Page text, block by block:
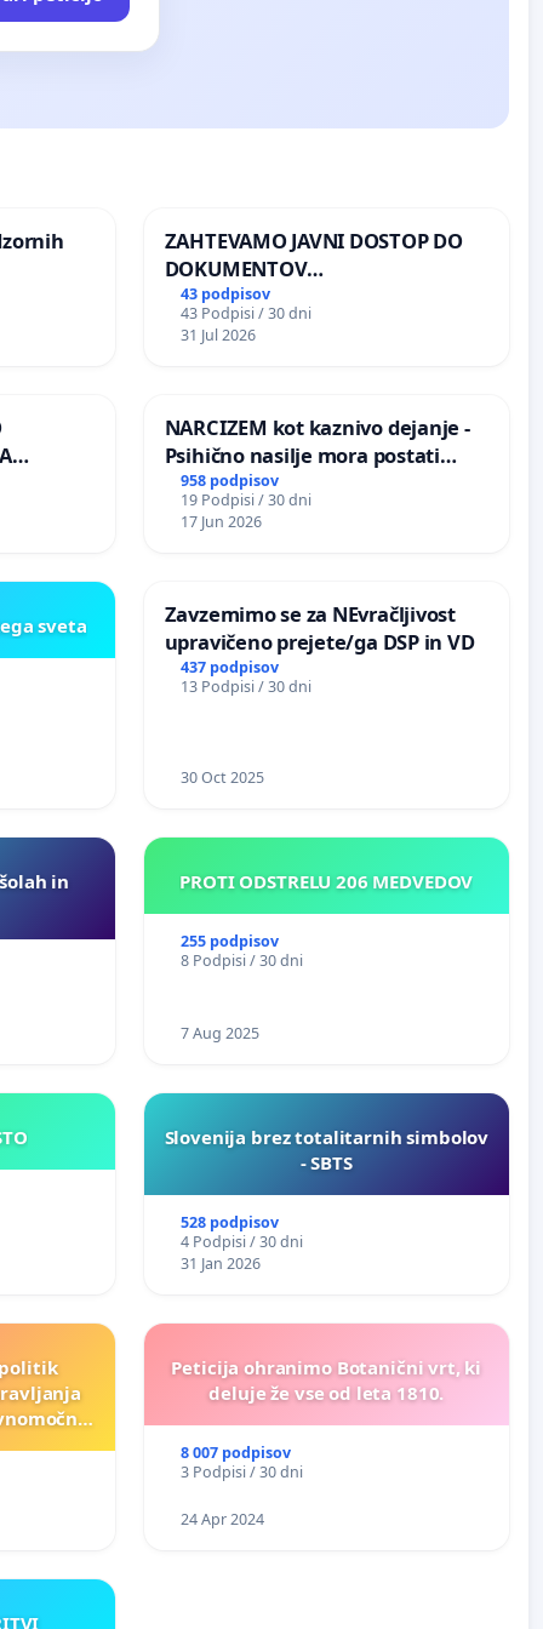
ZAHTEVAMO JAVNI DOSTOP DO
DOKUMENTOV
PARLAMENTARNIH
PREISKOVALNIH KOMISIJ O
ILEGALNI TRGOVINI Z OROŽJEM
43 podpisov
43 Podpisi / 30 dni
31 Jul 2026
NARCIZEM kot kaznivo dejanje -
Psihično nasilje mora postati
enako prepoznano kot fizično
nasilje
958 podpisov
19 Podpisi / 30 dni
17 Jun 2026
sveta
Zavzemimo se za NEvračljivost
upravičeno prejete/ga DSP in VD
437 podpisov
13 Podpisi / 30 dni
30 Oct 2025
in
PROTI ODSTRELU 206 MEDVEDOV
255 podpisov
8 Podpisi / 30 dni
7 Aug 2025
MESTO
Slovenija brez totalitarnih simbolov
- SBTS
528 podpisov
4 Podpisi / 30 dni
31 Jan 2026
Peticija ohranimo Botanični vrt, ki
deluje že vse od leta 1810.
8 007 podpisov
3 Podpisi / 30 dni
24 Apr 2024